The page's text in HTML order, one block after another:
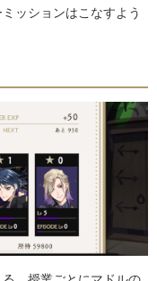
ッションはこなすよう